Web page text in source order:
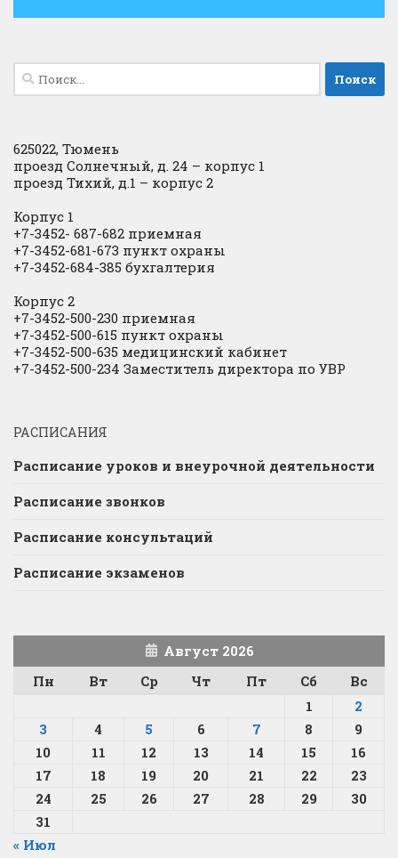
Найти:
625022, Тюмень
проезд Солнечный, д. 24 – корпус 1
проезд Тихий, д.1 – корпус 2
Корпус 1
+7-3452- 687-682 приемная
+7-3452-681-673 пункт охраны
+7-3452-684-385 бухгалтерия
Корпус 2
+7-3452-500-230 приемная
+7-3452-500-615 пункт охраны
+7-3452-500-635 медицинский кабинет
+7-3452-500-234 Заместитель директора по УВР
РАСПИСАНИЯ
Расписание уроков и внеурочной деятельности
Расписание звонков
Расписание консультаций
Расписание экзаменов
Август 2026
Пн
Вт Ср Чт Пт Сб
Вс
1
2
3
4 5 6 7 8
9
10
11 12 13 14 15
16
17
18 19 20 21 22
23
24
25 26 27 28 29
30
31
« Июл